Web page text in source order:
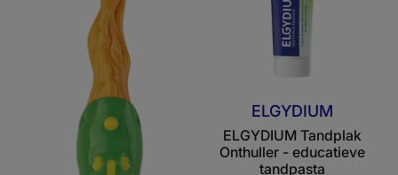
jaar
-
tandenborstel
voor
kinderen
educatieve
tandpasta
ELGYDIUM
ELGYDIUM Tandplak
Onthuller - educatieve
tandpasta